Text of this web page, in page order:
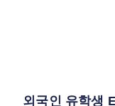
외국인 유학생